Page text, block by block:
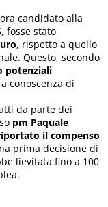
candidato alla
fosse stato
, rispetto a quello
Questo, secondo
potenziali
conoscenza di
da parte dei
pm Paquale
il compenso
prima decisione di
lievitata fino a 100